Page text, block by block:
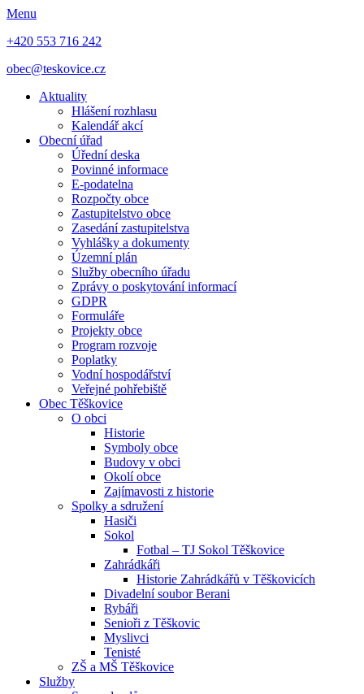
Menu
+420 553 716 242
obec@teskovice.cz
Aktuality
Hlášení rozhlasu
Kalendář akcí
Obecní úřad
Úřední deska
Povinné informace
E-podatelna
Rozpočty obce
Zastupitelstvo obce
Zasedání zastupitelstva
Vyhlášky a dokumenty
Územní plán
Služby obecního úřadu
Zprávy o poskytování informací
GDPR
Formuláře
Projekty obce
Program rozvoje
Poplatky
Vodní hospodářství
Veřejné pohřebiště
Obec Těškovice
O obci
Historie
Symboly obce
Budovy v obci
Okolí obce
Zajímavosti z historie
Spolky a sdružení
Hasiči
Sokol
Fotbal – TJ Sokol Těškovice
Zahrádkáři
Historie Zahrádkářů v Těškovicích
Divadelní soubor Berani
Rybáři
Senioři z Těškovic
Myslivci
Tenisté
ZŠ a MŠ Těškovice
Služby